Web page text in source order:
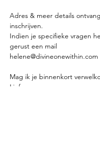
Adres & meer details
inschrijven.
Indien je specifieke vragen
gerust een mail
helene@divineonewithin.com
Mag ik je binnenkort
Liefs,